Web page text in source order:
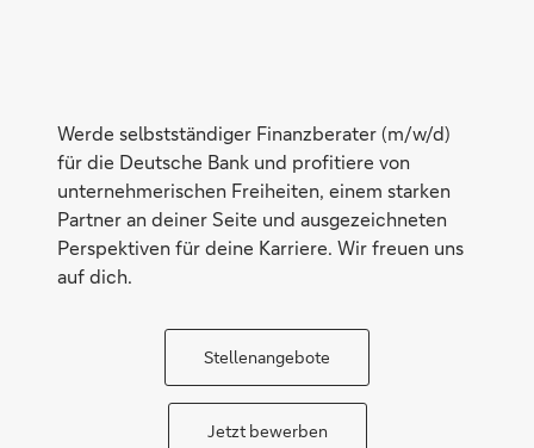
Vertriebschancen
Werde selbstständiger Finanzberater (m/w/d)
für die Deutsche Bank und profitiere von
unternehmerischen Freiheiten, einem starken
Partner an deiner Seite und ausgezeichneten
Perspektiven für deine Karriere. Wir freuen uns
auf dich.
Stellenangebote
Jetzt bewerben